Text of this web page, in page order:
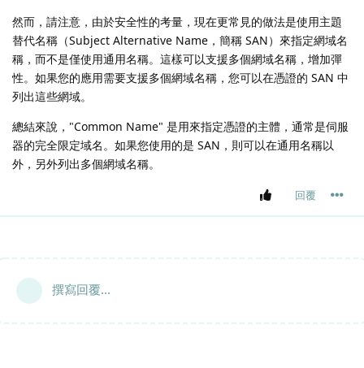
然而，請注意，由於安全性的考量，現在更常見的做法是使用主題
替代名稱（Subject Alternative Name，簡稱 SAN）來指定網域名
稱，而不是僅使用通用名稱。這樣可以支援多個網域名稱，增加彈
性。如果您的應用需要支援多個網域名稱，您可以在憑證的 SAN 中
列出這些網域。
總結來說，"Common Name" 是用來指定憑證的主體，通常是伺服
器的完全限定域名。如果您使用的是 SAN，則可以在通用名稱以
外，另外列出多個網域名稱。
回覆
撰寫回覆...